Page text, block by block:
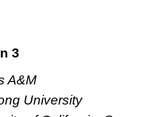
3
A&M
University